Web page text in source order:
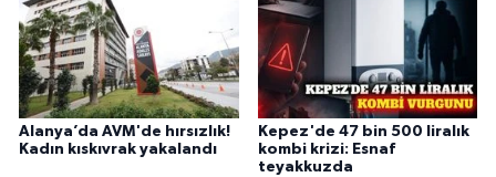
Alanya’da AVM'de hırsızlık!
Kadın kıskıvrak yakalandı
Kepez'de 47 bin 500 liralık
kombi krizi: Esnaf
teyakkuzda